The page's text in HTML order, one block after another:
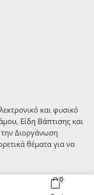
και φυσικό
, Είδη Βάπτισης και
Διοργάνωση
θέματα για να
0